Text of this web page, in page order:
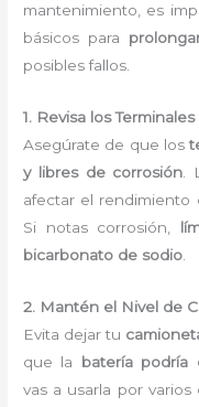
mantenimiento, es
básicos para
posibles fallos.
1. Revisa los
Asegúrate de que los
y libres de corrosión.
afectar el rendimiento
Si notas corrosión,
bicarbonato de sodio.
2. Mantén el Nivel de
Evita dejar tu
que la batería podría
vas a usarla por varios